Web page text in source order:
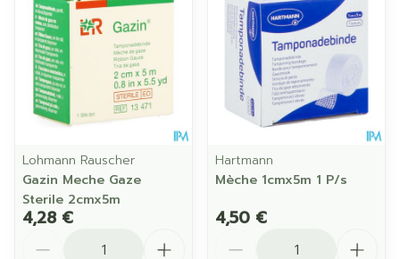
Lohmann Rauscher
Gazin Meche Gaze
Sterile 2cmx5m
4,28 €
Hartmann
Mèche 1cmx5m 1 P/s
4,50 €